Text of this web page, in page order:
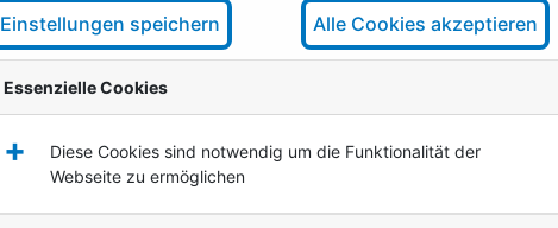
Einstellungen speichern Alle Cookies akzeptieren
Essenzielle Cookies
+
Diese Cookies sind notwendig um die Funktionalität der
Webseite zu ermöglichen